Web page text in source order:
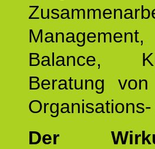
Balance,
Beratung
Der